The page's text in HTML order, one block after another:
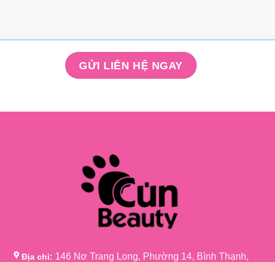
Địa chỉ: 146 Nơ Trang Long, Phường 14, Bình Thạnh,